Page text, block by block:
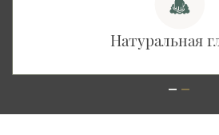
Натуральная